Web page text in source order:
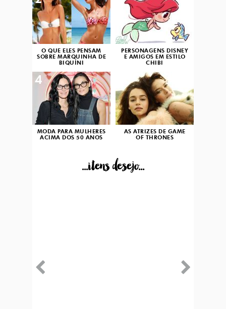
O QUE ELES PENSAM
SOBRE MARQUINHA DE
BIQUÍNI
PERSONAGENS DISNEY
E AMIGOS EM ESTILO
CHIBI
MODA PARA MULHERES
ACIMA DOS 50 ANOS
4
AS ATRIZES DE GAME
OF THRONES
...itens desejo...